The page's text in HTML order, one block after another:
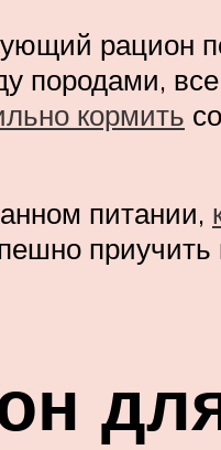
рацион
кормить
питании,